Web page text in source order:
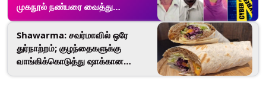
முகநூல் நண்பரை வைத்து
தீர்த்துக்கட்டிய பெண்மணி.!
Shawarma: சவர்மாவில் ஒரே
துர்நாற்றம்; குழந்தைகளுக்கு
வாங்கிக்கொடுத்து ஷாக்கான